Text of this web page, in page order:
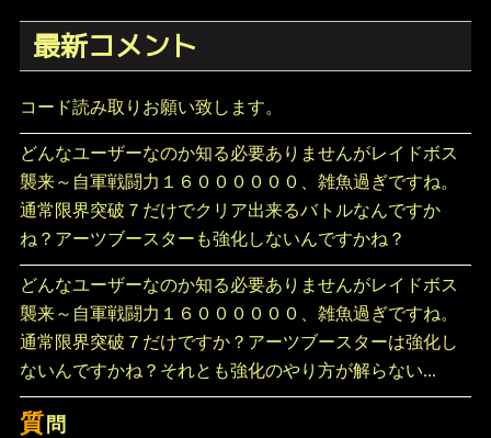
最新コメント
コード読み取りお願い致します。
どんなユーザーなのか知る必要ありませんがレイドボス
襲来～自軍戦闘力１６００００００、雑魚過ぎですね。
通常限界突破７だけでクリア出来るバトルなんですか
ね？アーツブースターも強化しないんですかね？
どんなユーザーなのか知る必要ありませんがレイドボス
襲来～自軍戦闘力１６００００００、雑魚過ぎですね。
通常限界突破７だけですか？アーツブースターは強化し
ないんですかね？それとも強化のやり方が解らない...
質 問